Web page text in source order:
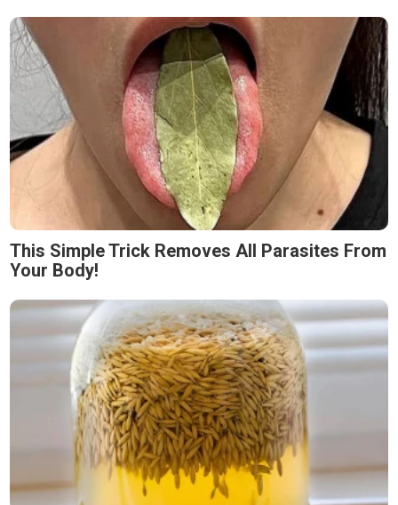
This Simple Trick Removes All Parasites From
Your Body!